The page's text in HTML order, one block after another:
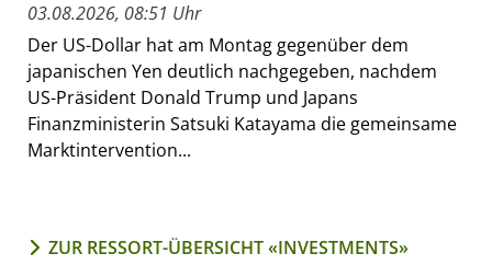
03.08.2026, 08:51 Uhr
Der US-Dollar hat am Montag gegenüber dem
japanischen Yen deutlich nachgegeben, nachdem
US-Präsident Donald Trump und Japans
Finanzministerin Satsuki Katayama die gemeinsame
Marktintervention...
ZUR RESSORT-ÜBERSICHT «INVESTMENTS»